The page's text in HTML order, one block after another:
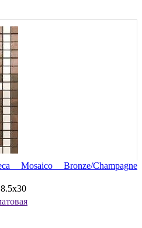
Mosaico Bronze/Champagne